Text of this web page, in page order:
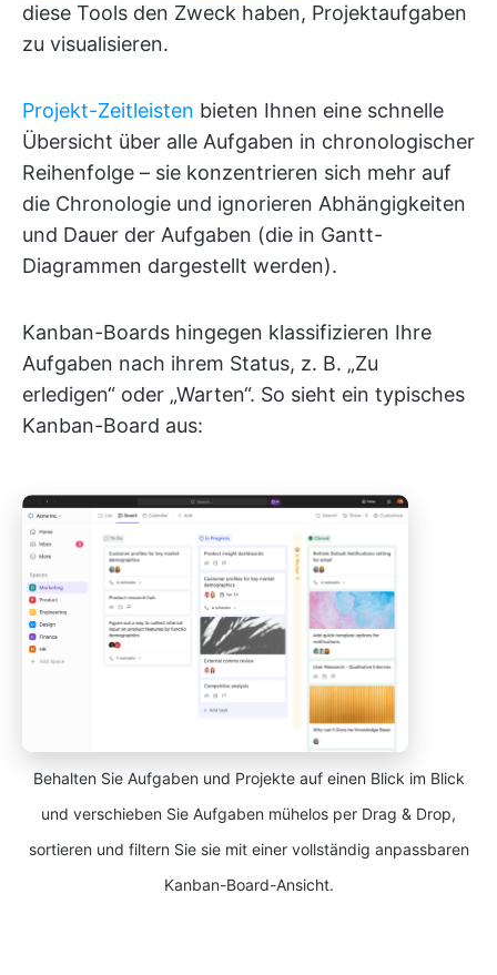
diese Tools den Zweck haben, Projektaufgaben
zu visualisieren.
Projekt-Zeitleisten bieten Ihnen eine schnelle
Übersicht über alle Aufgaben in chronologischer
Reihenfolge – sie konzentrieren sich mehr auf
die Chronologie und ignorieren Abhängigkeiten
und Dauer der Aufgaben (die in Gantt-
Diagrammen dargestellt werden).
Kanban-Boards hingegen klassifizieren Ihre
Aufgaben nach ihrem Status, z. B. „Zu
erledigen“ oder „Warten“. So sieht ein typisches
Kanban-Board aus:
Behalten Sie Aufgaben und Projekte auf einen Blick im Blick
und verschieben Sie Aufgaben mühelos per Drag & Drop,
sortieren und filtern Sie sie mit einer vollständig anpassbaren
Kanban-Board-Ansicht.